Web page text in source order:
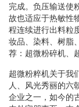
完成。负压输送使
故也适应于热敏性
程连续进行出料粒
妆品、染料、树脂
荐：超微粉碎机、
超微粉粹机关于我
人、风光秀丽的六
企业之一，如今的